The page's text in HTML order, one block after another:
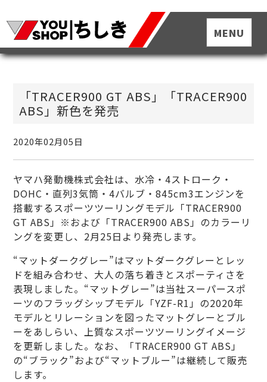
「TRACER900 GT ABS」「TRACER900
ABS」新色を発売
2020年02月05日
ヤマハ発動機株式会社は、水冷・4ストローク・
DOHC・直列3気筒・4バルブ・845cm3エンジンを
搭載するスポーツツーリングモデル「TRACER900
GT ABS」 ※および「TRACER900 ABS」のカラーリ
ングを変更し、2月25日より発売します。
“マットダークグレー”はマットダークグレーとレッ
ドを組み合わせ、大人の落ち着きとスポーティさを
表現しました。“マットグレー”は当社スーパースポ
ーツのフラッグシップモデル「YZF-R1」の2020年
モデルとリレーションを図ったマットグレーとブル
ーをあしらい、上質なスポーツツーリングイメージ
を更新しました。なお、「TRACER900 GT ABS」
の“ブラック”および“マットブルー”は継続して販売
します。